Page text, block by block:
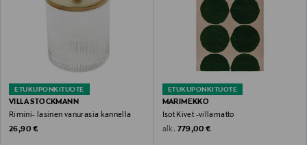
ETUKUPONKITUOTE
VILLA STOCKMANN
Rimini- lasinen vanurasia kannella
Original Price
26,90 €
ETUKUPONKITUOTE
MARIMEKKO
Isot Kivet -villamatto
alk. Original Price
779,00 €